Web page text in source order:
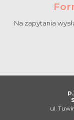
Na zapytania
ul.